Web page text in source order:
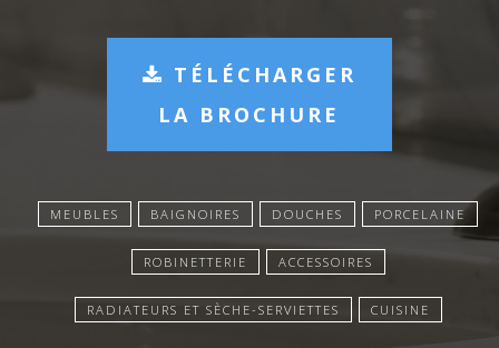
TÉLÉCHARGER
LA BROCHURE
MEUBLES BAIGNOIRES DOUCHES PORCELAINE
ROBINETTERIE ACCESSOIRES
RADIATEURS ET SÈCHE-SERVIETTES CUISINE